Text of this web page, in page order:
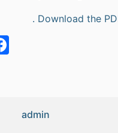
Download the
admin